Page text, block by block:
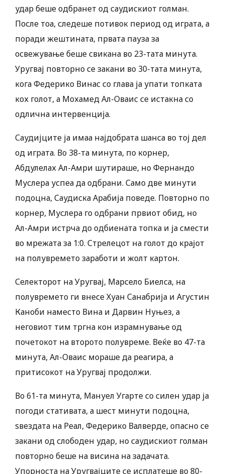
удар беше одбранет од саудискиот голман.
После тоа, следеше потивок период од играта, а
поради жештината, првата пауза за
освежување беше свикана во 23-тата минута.
Уругвај повторно се закани во 30-тата минута,
кога Федерико Винас со глава ја упати топката
кох голот, а Мохамед Ал-Оваис се истакна со
одлична интервенција.
Саудијците ја имаа најдобрата шанса во тој дел
од играта. Во 38-та минута, по корнер,
Абдулелах Ал-Амри шутираше, но Фернандо
Муслера успеа да одбрани. Само две минути
подоцна, Саудиска Арабија поведе. Повторно по
корнер, Муслера го одбрани првиот обид, но
Ал-Амри истрча до одбиената топка и ја смести
во мрежата за 1:0. Стрелецот на голот до крајот
на полувремето заработи и жолт картон.
Селекторот на Уругвај, Марсело Биелса, на
полувремето ги внесе Хуан Санабрија и Агустин
Каноби наместо Вина и Дарвин Нуњез, а
неговиот тим тргна кон израмнување од
почетокот на второто полувреме. Веќе во 47-та
минута, Ал-Оваис мораше да реагира, а
притисокот на Уругвај продолжи.
Во 61-та минута, Мануел Угарте со силен удар ја
погоди стативата, а шест минути подоцна,
ѕвездата на Реал, Федерико Валверде, опасно се
закани од слободен удар, но саудискиот голман
повторно беше на висина на задачата.
Упорноста на Уругвајците се исплатеше во 80-